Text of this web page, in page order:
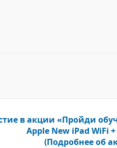
в акции «Пройди
Apple New iPad WiFi +
(Подробнее об